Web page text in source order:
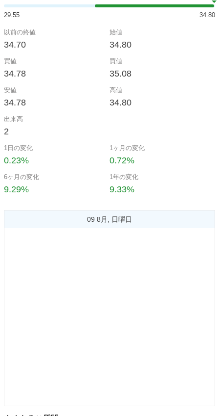
29.55 34.80
以前の終値
34.70
始値
34.80
買値
34.78
買値
35.08
安値
34.78
高値
34.80
出来高
2
1日の変化
0.23%
1ヶ月の変化
0.72%
6ヶ月の変化
9.29%
1年の変化
9.33%
09 8月, 日曜日